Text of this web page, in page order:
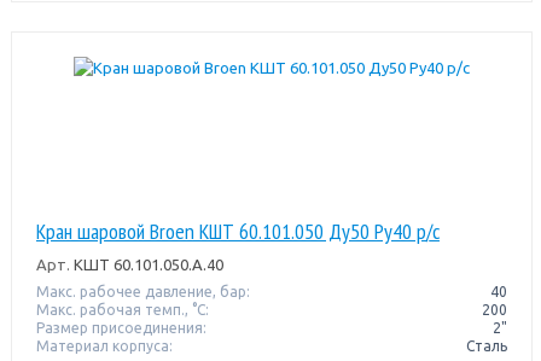
Кран шаровой Broen КШТ 60.101.050 Ду50 Pу40 р/с
Арт. КШТ 60.101.050.А.40
Макс. рабочее давление, бар:
40
Макс. рабочая темп., °С:
200
Размер присоединения:
2"
Материал корпуса:
Сталь